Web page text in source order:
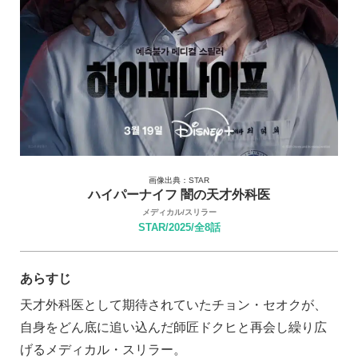
画像出典：STAR
ハイパーナイフ 闇の天才外科医
メディカル/スリラー
STAR/2025/全8話
あらすじ
天才外科医として期待されていたチョン・セオクが、
自身をどん底に追い込んだ師匠ドクヒと再会し繰り広
げるメディカル・スリラー。